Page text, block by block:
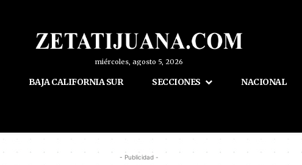
miércoles, agosto 5, 2026
BAJA CALIFORNIA SUR SECCIONES NACIONAL
- Publicidad -